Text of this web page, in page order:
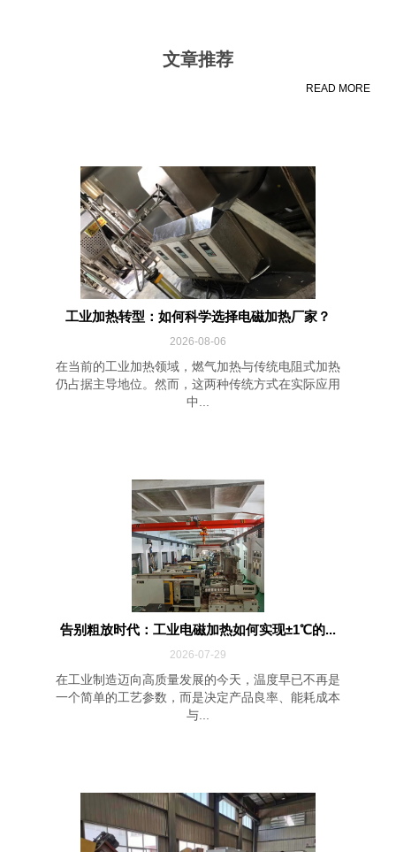
文章推荐
READ MORE
工业加热转型：如何科学选择电磁加热厂家？
2026-08-06
在当前的工业加热领域，燃气加热与传统电阻式加热
仍占据主导地位。然而，这两种传统方式在实际应用
中...
告别粗放时代：工业电磁加热如何实现±1℃的...
2026-07-29
在工业制造迈向高质量发展的今天，温度早已不再是
一个简单的工艺参数，而是决定产品良率、能耗成本
与...